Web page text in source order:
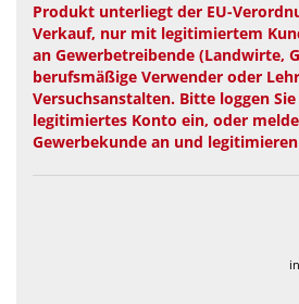
Produkt unterliegt der EU-
Verkauf, nur mit legitimiertem
an Gewerbetreibende (Landwirte,
berufsmäßige Verwender oder
Versuchsanstalten. Bitte loggen
legitimiertes Konto ein, oder
Gewerbekunde an und